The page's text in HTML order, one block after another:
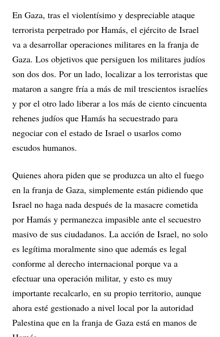
En Gaza, tras el violentísimo y despreciable ataque
terrorista perpetrado por Hamás, el ejército de Israel
va a desarrollar operaciones militares en la franja de
Gaza. Los objetivos que persiguen los militares judíos
son dos dos. Por un lado, localizar a los terroristas que
mataron a sangre fría a más de mil trescientos israelíes
y por el otro lado liberar a los más de ciento cincuenta
rehenes judíos que Hamás ha secuestrado para
negociar con el estado de Israel o usarlos como
escudos humanos.
Quienes ahora piden que se produzca un alto el fuego
en la franja de Gaza, simplemente están pidiendo que
Israel no haga nada después de la masacre cometida
por Hamás y permanezca impasible ante el secuestro
masivo de sus ciudadanos. La acción de Israel, no solo
es legítima moralmente sino que además es legal
conforme al derecho internacional porque va a
efectuar una operación militar, y esto es muy
importante recalcarlo, en su propio territorio, aunque
ahora esté gestionado a nivel local por la autoridad
Palestina que en la franja de Gaza está en manos de